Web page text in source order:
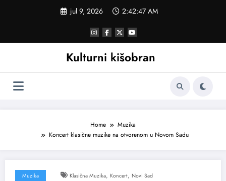
jul 9, 2026 2:42:48 AM
Kulturni kišobran
Home
Muzika
Koncert klasične muzike na otvorenom u Novom Sadu
Muzika Klasična Muzika, Koncert, Novi Sad